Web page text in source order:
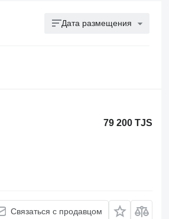
Дата размещения
79 200 TJS
Связаться с продавцом